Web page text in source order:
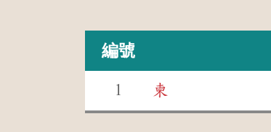
編號
1 柬